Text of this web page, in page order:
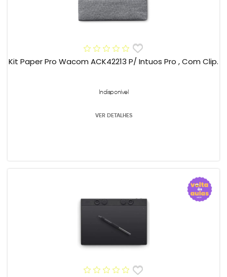
Kit Paper Pro Wacom ACK42213 P/ Intuos Pro , Com Clip.
Indisponível
VER DETALHES